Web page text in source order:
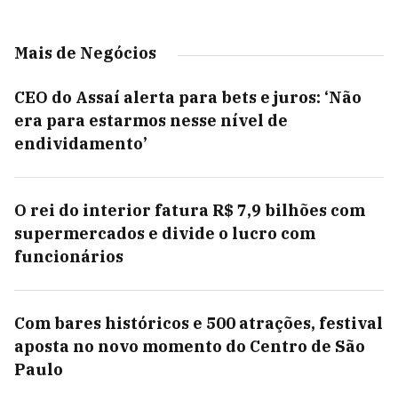
Mais de Negócios
CEO do Assaí alerta para bets e juros: ‘Não
era para estarmos nesse nível de
endividamento’
O rei do interior fatura R$ 7,9 bilhões com
supermercados e divide o lucro com
funcionários
Com bares históricos e 500 atrações, festival
aposta no novo momento do Centro de São
Paulo